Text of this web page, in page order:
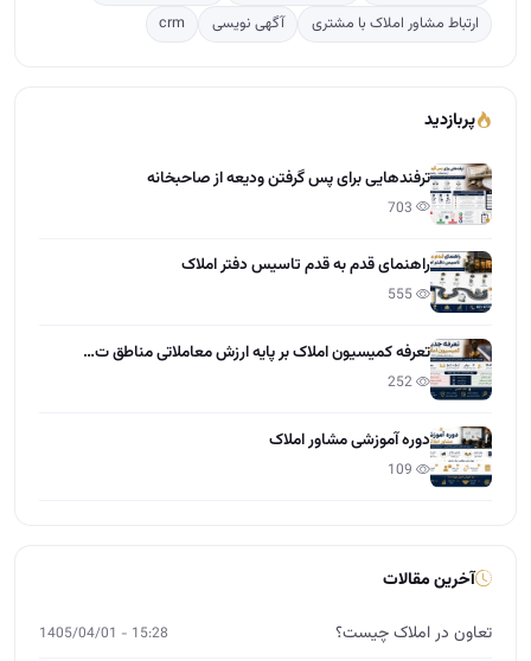
ارتباط مشاور املاک با مشتری
آگهی نویسی crm
پربازدید
ترفندهایی برای پس گرفتن ودیعه از صاحبخانه
راهنمای قدم به قدم تاسیس دفتر املاک
تعرفه کمیسیون املاک بر پایه ارزش معاملاتی مناطق ت…
دوره آموزشی مشاور املاک
آخرین مقالات
تعاون در املاک چیست؟ 15:28 - 1405/04/01